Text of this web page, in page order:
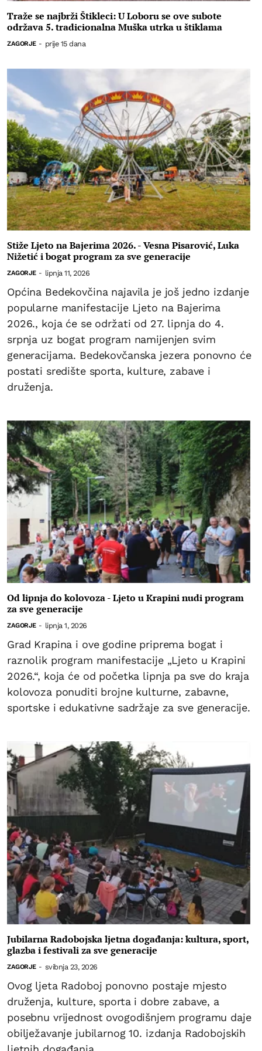
Traže se najbrži Štikleci: U Loboru se ove subote
održava 5. tradicionalna Muška utrka u štiklama
ZAGORJE - prije 15 dana
Stiže Ljeto na Bajerima 2026. - Vesna Pisarović, Luka
Nižetić i bogat program za sve generacije
ZAGORJE - lipnja 11, 2026
Općina Bedekovčina najavila je još jedno izdanje
popularne manifestacije Ljeto na Bajerima
2026., koja će se održati od 27. lipnja do 4.
srpnja uz bogat program namijenjen svim
generacijama. Bedekovčanska jezera ponovno će
postati središte sporta, kulture, zabave i
druženja.
Od lipnja do kolovoza - Ljeto u Krapini nudi program
za sve generacije
ZAGORJE - lipnja 1, 2026
Grad Krapina i ove godine priprema bogat i
raznolik program manifestacije „Ljeto u Krapini
2026.“, koja će od početka lipnja pa sve do kraja
kolovoza ponuditi brojne kulturne, zabavne,
sportske i edukativne sadržaje za sve generacije.
Jubilarna Radobojska ljetna događanja: kultura, sport,
glazba i festivali za sve generacije
ZAGORJE - svibnja 23, 2026
Ovog ljeta Radoboj ponovno postaje mjesto
druženja, kulture, sporta i dobre zabave, a
posebnu vrijednost ovogodišnjem programu daje
obilježavanje jubilarnog 10. izdanja Radobojskih